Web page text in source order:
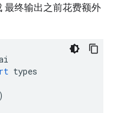
最终输出之前花费额外
types